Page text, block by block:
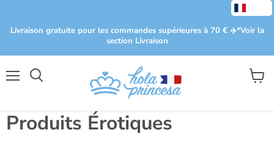
Livraison gratuite pour les commandes supérieures à 70 € ✈️​ *Voir la
section Livraison
Voir
Produits Érotiques